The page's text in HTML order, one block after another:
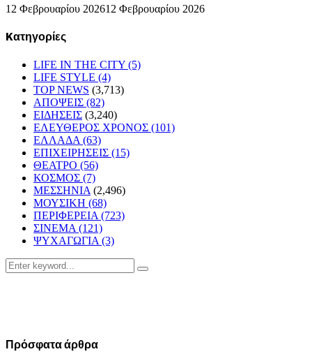
12 Φεβρουαρίου 202612 Φεβρουαρίου 2026
Kατηγορίες
LIFE IN THE CITY (5)
LIFE STYLE (4)
TOP NEWS (3,713)
ΑΠΟΨΕΙΣ (82)
ΕΙΔΗΣΕΙΣ (3,240)
ΕΛΕΥΘΕΡΟΣ ΧΡΟΝΟΣ (101)
ΕΛΛΑΔΑ (63)
ΕΠΙΧΕΙΡΗΣΕΙΣ (15)
ΘΕΑΤΡΟ (56)
ΚΟΣΜΟΣ (7)
ΜΕΣΣΗΝΙΑ (2,496)
ΜΟΥΣΙΚΗ (68)
ΠΕΡΙΦΕΡΕΙΑ (723)
ΣΙΝΕΜΑ (121)
ΨΥΧΑΓΩΓΙΑ (3)
Search
for:
Search
Πρόσφατα άρθρα